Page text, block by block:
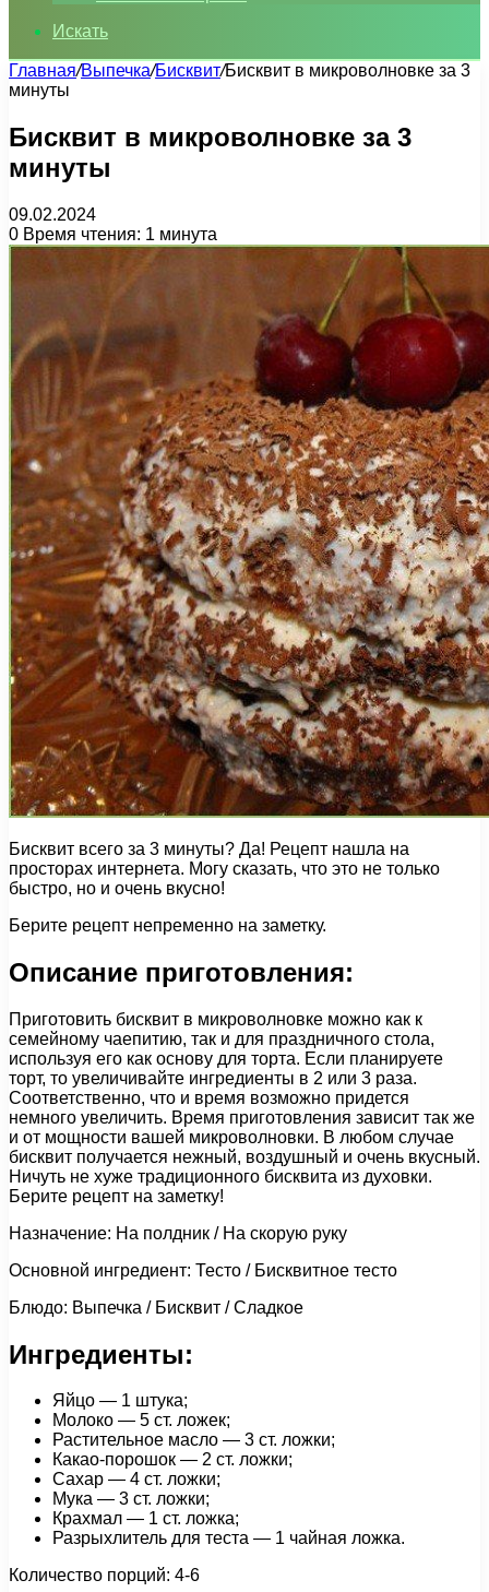
Искать
Главная/Выпечка/Бисквит/Бисквит в микроволновке за 3
минуты
Бисквит в микроволновке за 3
минуты
09.02.2024
0 Время чтения: 1 минута
Бисквит всего за 3 минуты? Да! Рецепт нашла на
просторах интернета. Могу сказать, что это не только
быстро, но и очень вкусно!
Берите рецепт непременно на заметку.
Описание приготовления:
Приготовить бисквит в микроволновке можно как к
семейному чаепитию, так и для праздничного стола,
используя его как основу для торта. Если планируете
торт, то увеличивайте ингредиенты в 2 или 3 раза.
Соответственно, что и время возможно придется
немного увеличить. Время приготовления зависит так же
и от мощности вашей микроволновки. В любом случае
бисквит получается нежный, воздушный и очень вкусный.
Ничуть не хуже традиционного бисквита из духовки.
Берите рецепт на заметку!
Назначение: На полдник / На скорую руку
Основной ингредиент: Тесто / Бисквитное тесто
Блюдо: Выпечка / Бисквит / Сладкое
Ингредиенты:
Яйцо — 1 штука;
Молоко — 5 ст. ложек;
Растительное масло — 3 ст. ложки;
Какао-порошок — 2 ст. ложки;
Сахар — 4 ст. ложки;
Мука — 3 ст. ложки;
Крахмал — 1 ст. ложка;
Разрыхлитель для теста — 1 чайная ложка.
Количество порций: 4-6